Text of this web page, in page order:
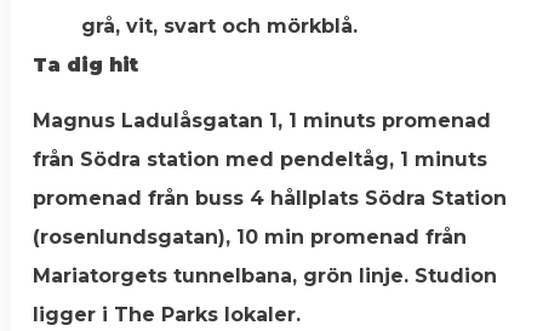
grå, vit, svart och mörkblå.
Ta dig hit
Magnus Ladulåsgatan 1, 1 minuts promenad
från Södra station med pendeltåg, 1 minuts
promenad från buss 4 hållplats Södra Station
(rosenlundsgatan), 10 min promenad från
Mariatorgets tunnelbana, grön linje. Studion
ligger i The Parks lokaler.